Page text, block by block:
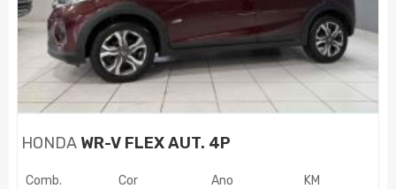
HONDA WR-V FLEX AUT. 4P
Comb. Cor Ano KM